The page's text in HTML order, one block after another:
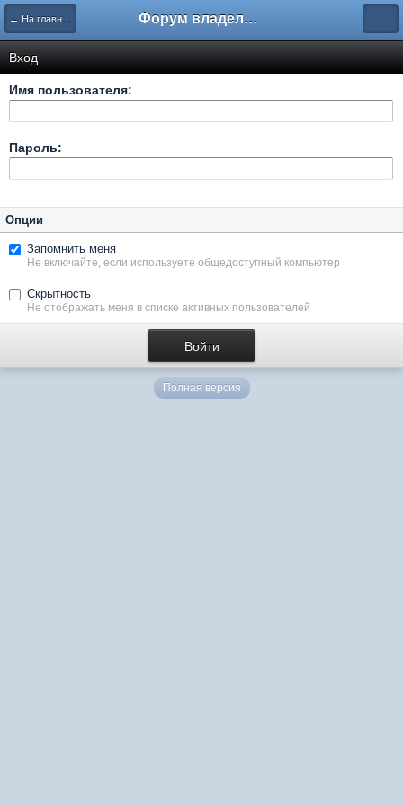
← На главную Форум владельцев интернет-магазинов
Вход
Имя пользователя:
Пароль:
Опции
Запомнить меня
Не включайте, если используете общедоступный компьютер
Скрытность
Не отображать меня в списке активных пользователей
Полная версия